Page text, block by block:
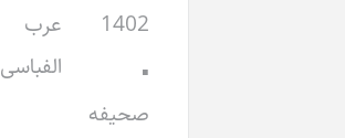
1402
▪
صحیفه
عرب
الفباسی